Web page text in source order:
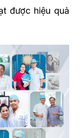
được hiệu quả